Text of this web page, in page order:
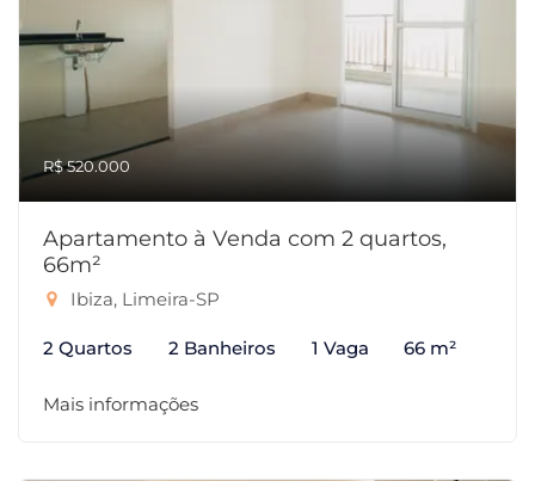
R$ 520.000
Apartamento à Venda com 2 quartos,
66m²
Ibiza, Limeira-SP
2 Quartos 2 Banheiros 1 Vaga 66 m²
Mais informações